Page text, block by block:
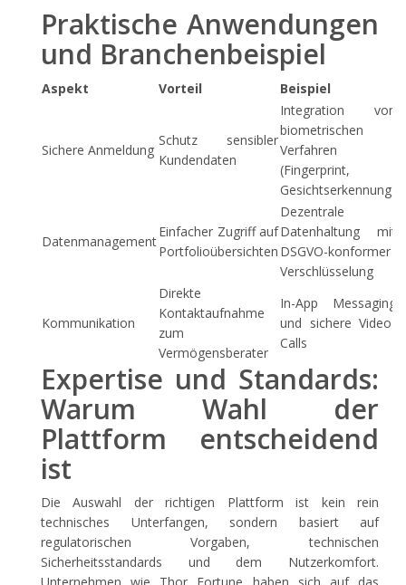
Praktische Anwendungen
und Branchenbeispiel
Aspekt Vorteil Beispiel
Sichere Anmeldung
Schutz sensibler
Kundendaten
Integration von
biometrischen
Verfahren
(Fingerprint,
Gesichtserkennung)
Datenmanagement
Einfacher Zugriff auf
Portfolioübersichten
Dezentrale
Datenhaltung mit
DSGVO-konformer
Verschlüsselung
Kommunikation
Direkte
Kontaktaufnahme
zum
Vermögensberater
In-App Messaging
und sichere Video-
Calls
Expertise und Standards:
Warum Wahl der
Plattform entscheidend
ist
Die Auswahl der richtigen Plattform ist kein rein
technisches Unterfangen, sondern basiert auf
regulatorischen Vorgaben, technischen
Sicherheitsstandards und dem Nutzerkomfort.